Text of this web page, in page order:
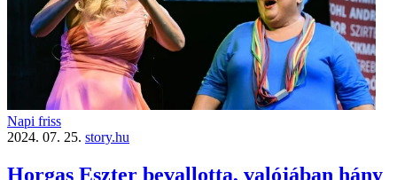
Napi friss
2024. 07. 25. story.hu
Horgas Eszter bevallotta, valójában hány